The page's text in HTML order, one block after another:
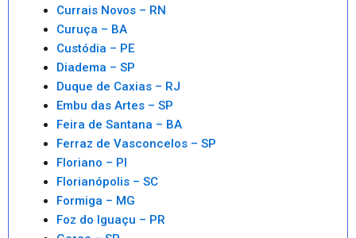
Currais Novos – RN
Curuça – BA
Custódia – PE
Diadema – SP
Duque de Caxias – RJ
Embu das Artes – SP
Feira de Santana – BA
Ferraz de Vasconcelos – SP
Floriano – PI
Florianópolis – SC
Formiga – MG
Foz do Iguaçu – PR